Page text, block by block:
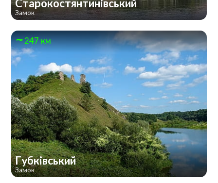
Старокостянтинівський
Замок
247 км
Губківський
Замок